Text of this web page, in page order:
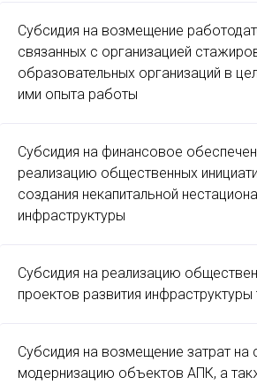
Субсидия на возмещение
связанных с организацией
образовательных организаций в
ими опыта работы
Субсидия на финансовое
реализацию общественных
создания некапитальной
инфраструктуры
Субсидия на реализацию
проектов развития инфраструктуры
Субсидия на возмещение затрат на
модернизацию объектов АПК, а